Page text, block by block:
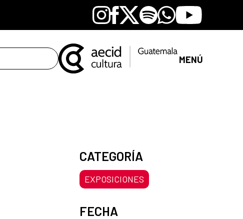
Instagram
Facebook
X SpotifyWhatsapp
Youtube
MENÚ
CATEGORÍA
EXPOSICIONES
FECHA